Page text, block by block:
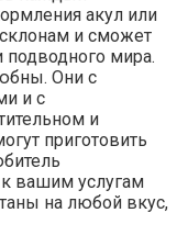
акул или
и сможет
мира.
Они с
и с
и
приготовить
к вашим услугам
на любой вкус,